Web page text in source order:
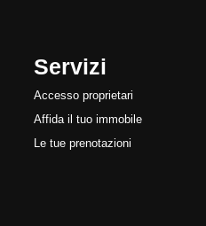
Servizi
Accesso proprietari
Affida il tuo immobile
Le tue prenotazioni